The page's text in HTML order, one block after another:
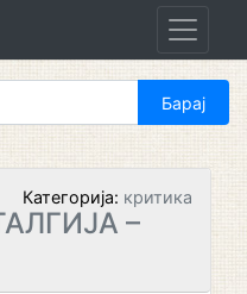
Категорија: критика
–